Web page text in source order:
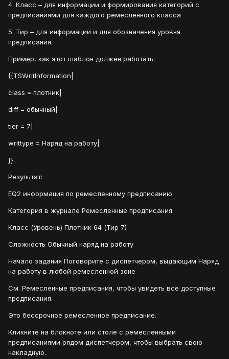
4. Класс – для информации и формирования категорий с
предписаниями для каждого ремесленного класса
5. Тир – для информации и для обозначения уровня
предписания.
Пример, как этот шаблон должен работать:
{{TSWritInformation|
class = плотник|
diff = обычный|
tier = 7|
writtype = Наряд на работу|
}}
Результат:
EQ2 информация по ремесленному предписанию
Категория в журнале Ремесленные предписания
Класс (Уровень) Плотник 64 (Тир 7)
Сложность Обычный наряд на работу
Начало задания Поговорите с диспетчером, выдающим Наряд
на работу в любой ремесленной зоне
См. Ремесленные предписания, чтобы увидеть все доступные
предписания.
Это бессрочное ремесленное предписание.
Кликните на блокноте или столе с ремесленными
предписаниями рядом диспетчером, чтобы выбрать свою
накладную.